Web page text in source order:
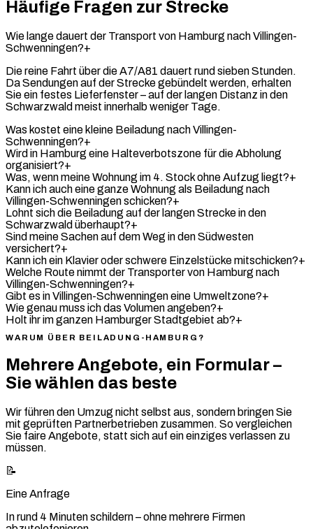
Häufige Fragen zur Strecke
Wie lange dauert der Transport von Hamburg nach Villingen-
Schwenningen?+
Die reine Fahrt über die A7/A81 dauert rund sieben Stunden.
Da Sendungen auf der Strecke gebündelt werden, erhalten
Sie ein festes Lieferfenster – auf der langen Distanz in den
Schwarzwald meist innerhalb weniger Tage.
Was kostet eine kleine Beiladung nach Villingen-
Schwenningen?+
Wird in Hamburg eine Halteverbotszone für die Abholung
organisiert?+
Was, wenn meine Wohnung im 4. Stock ohne Aufzug liegt?+
Kann ich auch eine ganze Wohnung als Beiladung nach
Villingen-Schwenningen schicken?+
Lohnt sich die Beiladung auf der langen Strecke in den
Schwarzwald überhaupt?+
Sind meine Sachen auf dem Weg in den Südwesten
versichert?+
Kann ich ein Klavier oder schwere Einzelstücke mitschicken?+
Welche Route nimmt der Transporter von Hamburg nach
Villingen-Schwenningen?+
Gibt es in Villingen-Schwenningen eine Umweltzone?+
Wie genau muss ich das Volumen angeben?+
Holt ihr im ganzen Hamburger Stadtgebiet ab?+
WARUM ÜBER BEILADUNG-HAMBURG?
Mehrere Angebote, ein Formular –
Sie wählen das beste
Wir führen den Umzug nicht selbst aus, sondern bringen Sie
mit geprüften Partnerbetrieben zusammen. So vergleichen
Sie faire Angebote, statt sich auf ein einziges verlassen zu
müssen.
📝
Eine Anfrage
In rund 4 Minuten schildern – ohne mehrere Firmen